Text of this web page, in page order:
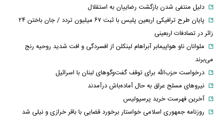
دلیل منتفی شدن بازگشت رضاییان به استقلال
پایان طرح ترافیکی اربعین پلیس با ثبت ۶۷ میلیون تردد / جان باختن ۲۴
زائر در تصادفات اربعینی
ملوانان ناو هواپیمابر آبراهام لینکلن از افسردگی و افت شدید روحیه رنج
می‌برند
درخواست حزب‌الله برای توقف گفت‌وگوهای لبنان با اسرائیل
نیروهای مسلح عراق به حال آماده‌باش درآمدند
آخرین فهرست خرید پرسپولیس
روزنامه جمهوری اسلامی خواستار برخورد قضایی با باقر خرازی و نیلی شد